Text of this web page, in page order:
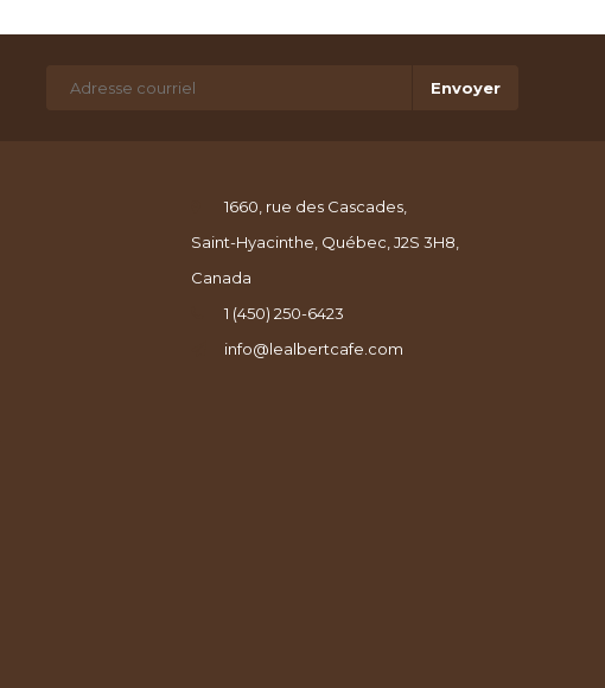
Envoyer
1660, rue des Cascades,
Saint-Hyacinthe, Québec, J2S 3H8,
Canada
1 (450) 250-6423
info@lealbertcafe.com